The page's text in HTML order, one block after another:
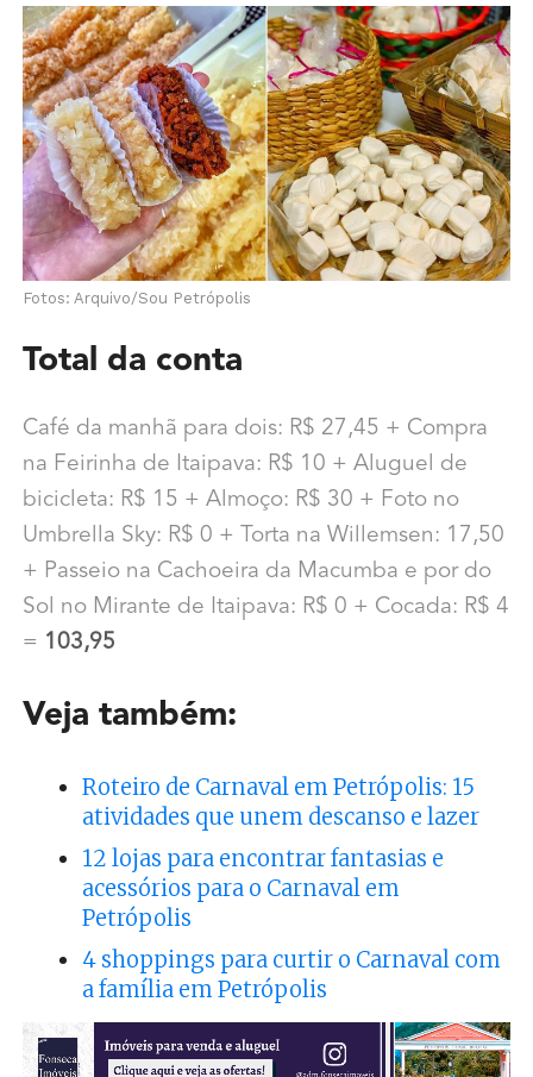
Fotos: Arquivo/Sou Petrópolis
Total da conta
Café da manhã para dois: R$ 27,45 + Compra
na Feirinha de Itaipava: R$ 10 + Aluguel de
bicicleta: R$ 15 + Almoço: R$ 30 + Foto no
Umbrella Sky: R$ 0 + Torta na Willemsen: 17,50
+ Passeio na Cachoeira da Macumba e por do
Sol no Mirante de Itaipava: R$ 0 + Cocada: R$ 4
= 103,95
Veja também:
Roteiro de Carnaval em Petrópolis: 15
atividades que unem descanso e lazer
12 lojas para encontrar fantasias e
acessórios para o Carnaval em
Petrópolis
4 shoppings para curtir o Carnaval com
a família em Petrópolis